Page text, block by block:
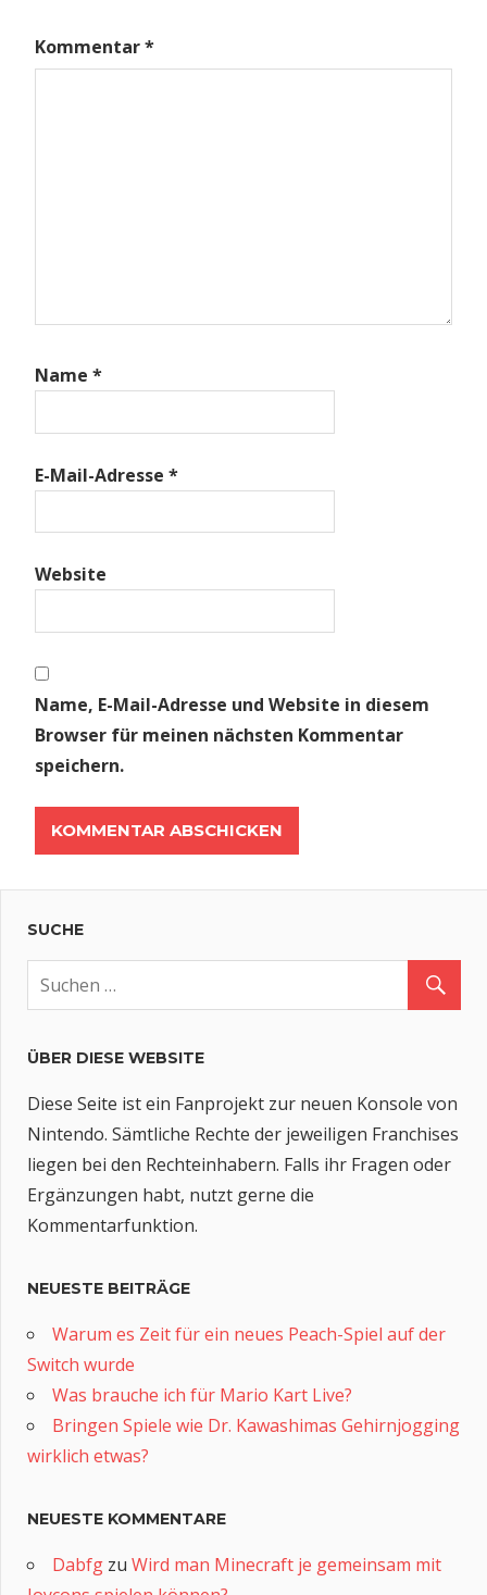
Kommentar*
Name *
E-Mail-Adresse *
Website
Name, E-Mail-Adresse und Website in diesem
Browser für meinen nächsten Kommentar
speichern.
SUCHE
ÜBER DIESE WEBSITE
Diese Seite ist ein Fanprojekt zur neuen Konsole von
Nintendo. Sämtliche Rechte der jeweiligen Franchises
liegen bei den Rechteinhabern. Falls ihr Fragen oder
Ergänzungen habt, nutzt gerne die
Kommentarfunktion.
NEUESTE BEITRÄGE
Warum es Zeit für ein neues Peach-Spiel auf der
Switch wurde
Was brauche ich für Mario Kart Live?
Bringen Spiele wie Dr. Kawashimas Gehirnjogging
wirklich etwas?
NEUESTE KOMMENTARE
Dabfg zu Wird man Minecraft je gemeinsam mit